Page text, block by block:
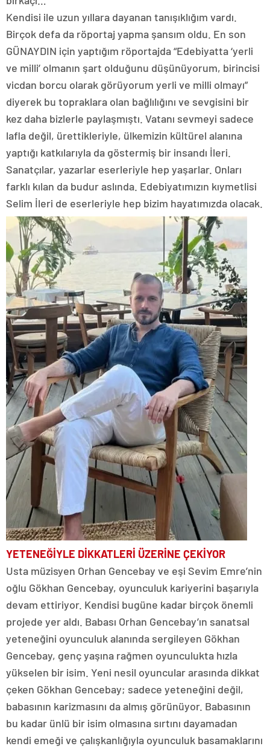
Kendisi ile uzun yıllara dayanan tanışıklığım vardı.
Birçok defa da röportaj yapma şansım oldu. En son
GÜNAYDIN için yaptığım röportajda “Edebiyatta ‘yerli
ve milli’ olmanın şart olduğunu düşünüyorum, birincisi
vicdan borcu olarak görüyorum yerli ve milli olmayı”
diyerek bu topraklara olan bağlılığını ve sevgisini bir
kez daha bizlerle paylaşmıştı. Vatanı sevmeyi sadece
lafla değil, ürettikleriyle, ülkemizin kültürel alanına
yaptığı katkılarıyla da göstermiş bir insandı İleri.
Sanatçılar, yazarlar eserleriyle hep yaşarlar. Onları
farklı kılan da budur aslında. Edebiyatımızın kıymetlisi
Selim İleri de eserleriyle hep bizim hayatımızda olacak.
YETENEĞİYLE DİKKATLERİ ÜZERİNE ÇEKİYOR
Usta müzisyen Orhan Gencebay ve eşi Sevim Emre’nin
oğlu Gökhan Gencebay, oyunculuk kariyerini başarıyla
devam ettiriyor. Kendisi bugüne kadar birçok önemli
projede yer aldı. Babası Orhan Gencebay’ın sanatsal
yeteneğini oyunculuk alanında sergileyen Gökhan
Gencebay, genç yaşına rağmen oyunculukta hızla
yükselen bir isim. Yeni nesil oyuncular arasında dikkat
çeken Gökhan Gencebay; sadece yeteneğini değil,
babasının karizmasını da almış görünüyor. Babasının
bu kadar ünlü bir isim olmasına sırtını dayamadan
kendi emeği ve çalışkanlığıyla oyunculuk basamaklarını